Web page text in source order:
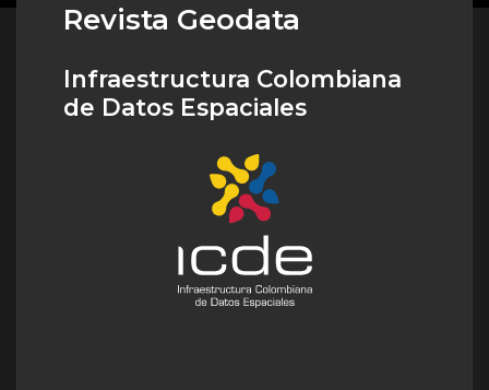
Revista Geodata
Infraestructura Colombiana
de Datos Espaciales